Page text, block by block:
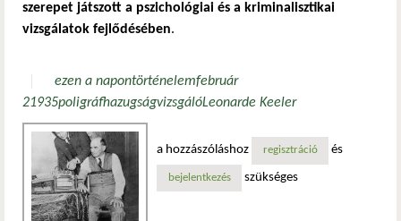
szerepet játszott a pszichológiai és a kriminalisztikai
vizsgálatok fejlődésében.
ezen a napontörténelemfebruár
21935poligráfhazugságvizsgálóLeonarde Keeler
a hozzászóláshoz regisztráció és
bejelentkezés szükséges